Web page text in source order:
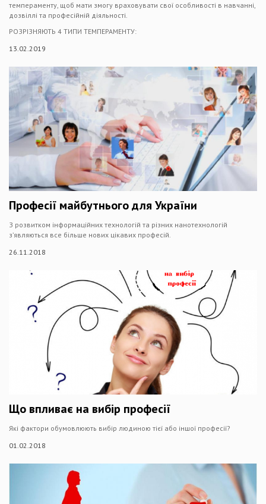
темпераменту, щоб мати змогу враховувати свої особливості в навчанні,
дозвіллі та професійній діяльності.
РОЗРІЗНЯЮТЬ 4 ТИПИ ТЕМПЕРАМЕНТУ:
13.02.2019
Професії майбутнього для України
З розвитком інформаційних технологій та різних нанотехнологій
з’являються все більше нових цікавих професій.
26.11.2018
Що впливає на вибір професії
Які фактори обумовлюють вибір людиною тієї або іншої професії?
01.02.2018